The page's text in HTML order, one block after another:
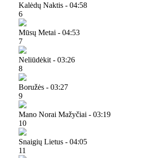
Kalėdų Naktis - 04:58
6
Mūsų Metai - 04:53
7
Neliūdėkit - 03:26
8
Boružės - 03:27
9
Mano Norai Mažyčiai - 03:19
10
Snaigių Lietus - 04:05
11